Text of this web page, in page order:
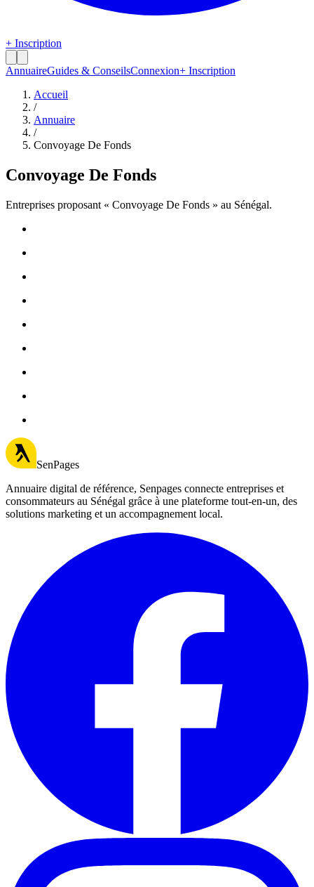
+ Inscription
AnnuaireGuides & ConseilsConnexion+ Inscription
Accueil
/
Annuaire
/
Convoyage De Fonds
Convoyage De Fonds
Entreprises proposant « Convoyage De Fonds » au Sénégal.
SenPages
Annuaire digital de référence, Senpages connecte entreprises et
consommateurs au Sénégal grâce à une plateforme tout-en-un, des
solutions marketing et un accompagnement local.